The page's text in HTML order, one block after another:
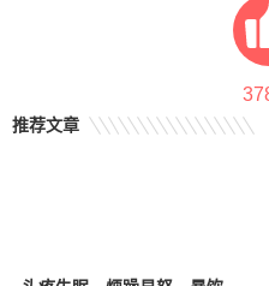
推荐文章